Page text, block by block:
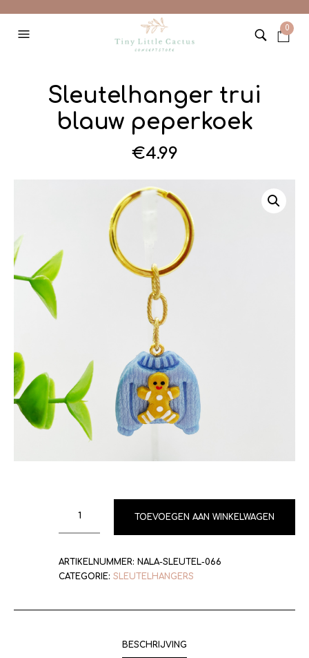
0
Sleutelhanger trui
blauw peperkoek
€4.99
TOEVOEGEN AAN WINKELWAGEN
ARTIKELNUMMER: NALA-SLEUTEL-066
CATEGORIE: SLEUTELHANGERS
BESCHRIJVING